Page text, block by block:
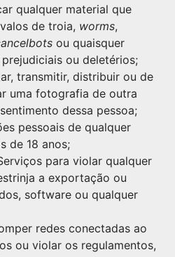
qualquer material que
de troia, worms,
ou quaisquer
ou deletérios;
transmitir, distribuir ou de
uma fotografia de outra
dessa pessoa;
pessoais de qualquer
de 18 anos;
para violar qualquer
a exportação ou
software ou qualquer
redes conectadas ao
ou violar os regulamentos,